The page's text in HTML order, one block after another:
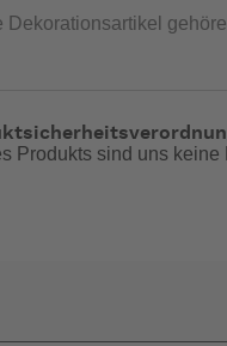
Dekorationsartikel
Produkts sind uns keine